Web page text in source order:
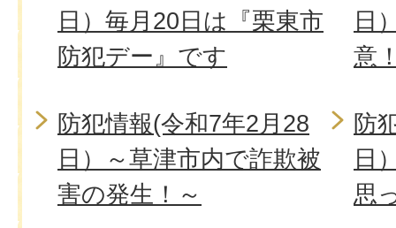
日）毎月20日は『栗東市
防犯デー』です
日
意
防犯情報(令和7年2月28
日）～草津市内で詐欺被
害の発生！～
防
日
思